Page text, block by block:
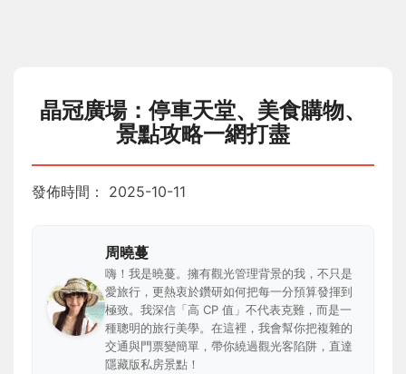
晶冠廣場：停車天堂、美食購物、
景點攻略一網打盡
發佈時間： 2025-10-11
周曉蔓
嗨！我是曉蔓。擁有觀光管理背景的我，不只是
愛旅行，更熱衷於鑽研如何把每一分預算發揮到
極致。我深信「高 CP 值」不代表克難，而是一
種聰明的旅行美學。在這裡，我會幫你把複雜的
交通與門票變簡單，帶你繞過觀光客陷阱，直達
隱藏版私房景點！